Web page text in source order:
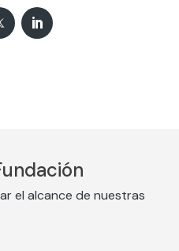
el alcance de nuestras